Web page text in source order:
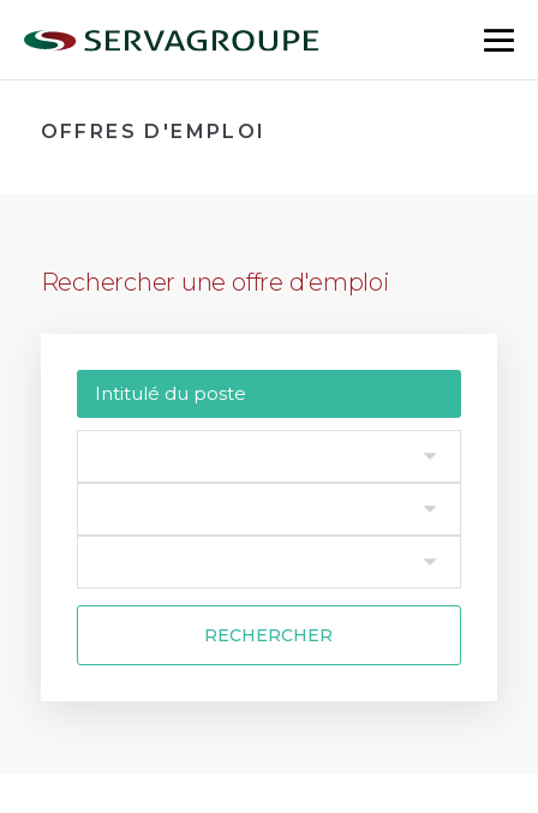
OFFRES D'EMPLOI
Rechercher une offre d'emploi
RECHERCHER